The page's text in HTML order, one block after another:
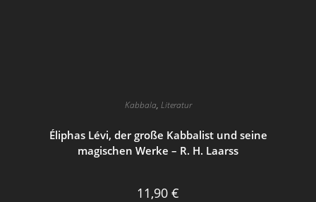
Kabbala, Literatur
Éliphas Lévi, der große Kabbalist und seine
magischen Werke – R. H. Laarss
11,90 €